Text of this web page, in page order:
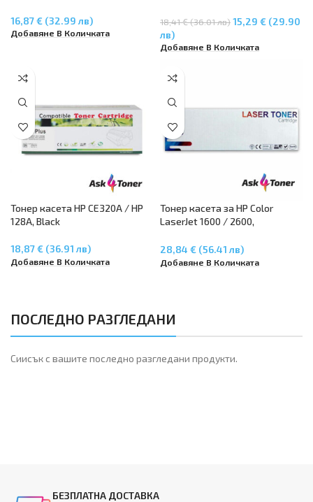
16,87 € (32.99 лв)
Добавяне В Количката
18,41 € (36.01 лв)15,29 € (29.90
лв)
Добавяне В Количката
Тонер касета HP CE320A / HP
128A, Black
18,87 € (36.91 лв)
Добавяне В Количката
Тонер касета за HP Color
LaserJet 1600 / 2600,
Q6003A
28,84 € (56.41 лв)
Добавяне В Количката
ПОСЛЕДНО РАЗГЛЕДАНИ
Сиисък с вашите последно разгледани продукти.
БЕЗПЛАТНА ДОСТАВКА